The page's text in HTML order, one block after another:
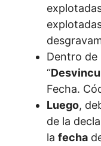
Dentro de
“
Fecha.
Luego,
de la
la fecha